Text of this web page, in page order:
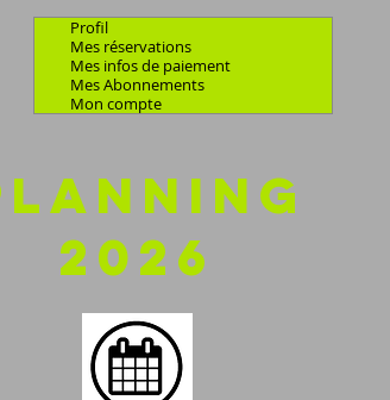
Profil
Mes réservations
Mes infos de paiement
Mes Abonnements
Mon compte
2026